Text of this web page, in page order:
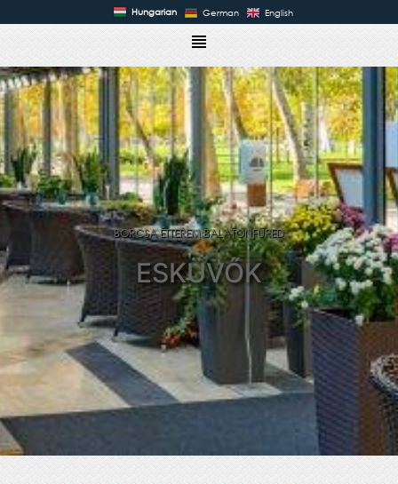
Hungarian German English
BORCSA ÉTTEREM BALATONFÜRED
ESKÜVŐK